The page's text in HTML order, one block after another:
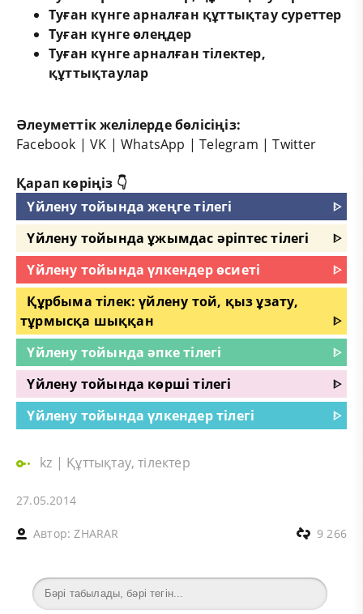
Туған күнге арналған құттықтау суреттер
Туған күнге өлеңдер
Туған күнге арналған тілектер,
құттықтаулар
Әлеуметтік желілерде бөлісіңіз:
Facebook |VK |WhatsApp |Telegram |Twitter
Қарап көріңіз 👇
Үйлену тойында жеңге тілегі
ᐈ
Үйлену тойында ұжымдас әріптес тілегі
ᐈ
Үйлену тойында үлкендер өсиеті
ᐈ
Құрбыма тілек: үйлену той, қыз ұзату,
тұрмысқа шыққан
ᐈ
Үйлену тойында әпке тілегі
ᐈ
Үйлену тойында көрші тілегі
ᐈ
Үйлену тойында үлкендер тілегі
ᐈ
kz | Құттықтау, тілектер
27.05.2014
Автор:ZHARAR 9 266